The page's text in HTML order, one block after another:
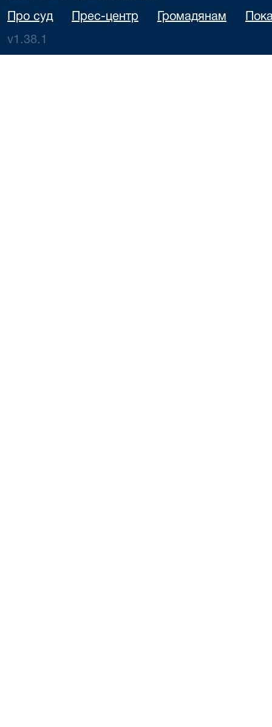
Про суд Прес-центр Громадянам
v1.38.1